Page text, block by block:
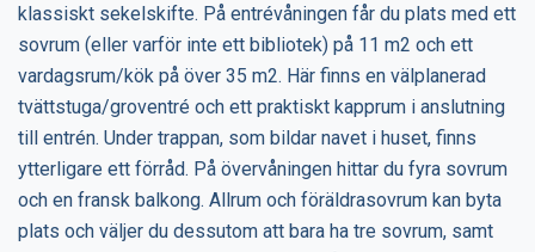
klassiskt sekelskifte. På entrévåningen får du plats med ett
sovrum (eller varför inte ett bibliotek) på 11 m2 och ett
vardagsrum/kök på över 35 m2. Här finns en välplanerad
tvättstuga/groventré och ett praktiskt kapprum i anslutning
till entrén. Under trappan, som bildar navet i huset, finns
ytterligare ett förråd. På övervåningen hittar du fyra sovrum
och en fransk balkong. Allrum och föräldrasovrum kan byta
plats och väljer du dessutom att bara ha tre sovrum, samt